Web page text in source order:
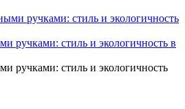
ручками: стиль и экологичность в
ручками: стиль и экологичность